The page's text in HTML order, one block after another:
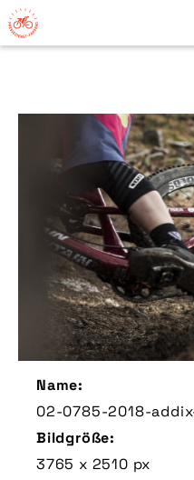
Name:
02-0785-2018-
Bildgröße:
3765 x 2510 px